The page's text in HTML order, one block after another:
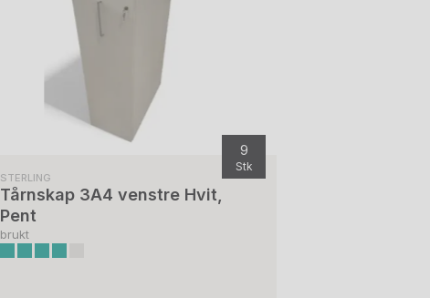
9
Stk
STERLING
Tårnskap 3A4 venstre Hvit,
Pent
brukt